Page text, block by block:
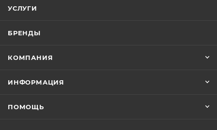
УСЛУГИ
БРЕНДЫ
КОМПАНИЯ
ИНФОРМАЦИЯ
ПОМОЩЬ